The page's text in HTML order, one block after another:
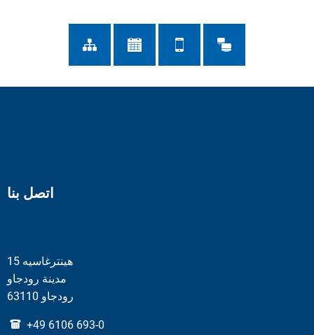
اتصل بنا
هينترغاسيه 15
مدينة رودجاو
63110 رودجاو
+49 6106 693-0